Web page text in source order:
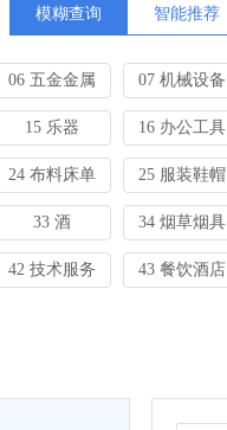
模糊查询 智能推荐
06 五金金属 07 机械设备
15 乐器 16 办公工具
24 布料床单 25 服装鞋帽
33 酒 34 烟草烟具
42 技术服务 43 餐饮酒店